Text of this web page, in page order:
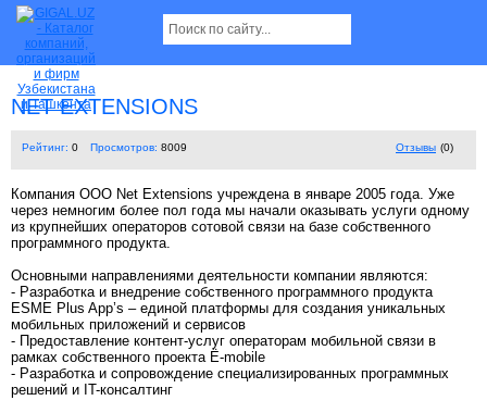
NET EXTENSIONS
Рейтинг: 0 Просмотров: 8009 Отзывы (0)
Компания ООО Net Extensions учреждена в январе 2005 года. Уже
через немногим более пол года мы начали оказывать услуги одному
из крупнейших операторов сотовой связи на базе собственного
программного продукта.
Основными направлениями деятельности компании являются:
- Разработка и внедрение собственного программного продукта
ESME Plus App’s – единой платформы для создания уникальных
мобильных приложений и сервисов
- Предоставление контент-услуг операторам мобильной связи в
рамках собственного проекта Ё-mobile
- Разработка и сопровождение специализированных программных
решений и IT-консалтинг